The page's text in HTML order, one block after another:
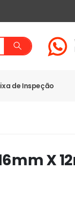
de Inspeção
X